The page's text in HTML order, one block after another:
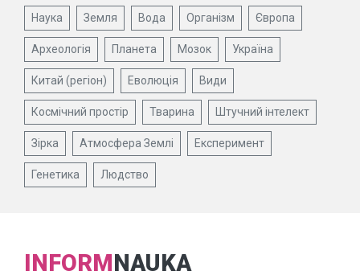
Наука Земля Вода Організм Європа
Археологія Планета Мозок Україна
Китай (регіон) Еволюція Види
Космічний простір Тварина Штучний інтелект
Зірка Атмосфера Землі Експеримент
Генетика Людство
INFORMNAUKA